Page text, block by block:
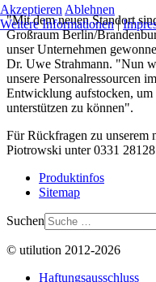
"Mit dem neuen Standort
Großraum Berlin/
unser Unternehmen
Dr. Uwe Strahmann. "Nun
unsere Personalressourcen
Entwicklung aufstocken, um
unterstützen zu können".
Für Rückfragen zu unserem
Piotrowski unter 0331
Produktinfos
Sitemap
Suchen
© utilution 2012-2026
Haftungsausschluss
Akzeptieren Ablehnen
Weitere Informationen|